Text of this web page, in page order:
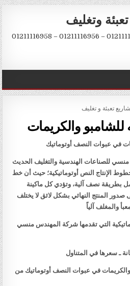
وتغليف
POSTEDتعبئة و تغليف
للشامبو والكريمات
في عبوات النصف أوتوماتيك
للصناعات الهندسية والتغليف الحديث
الإنتاج النص أوتوماتيكية؛ حيث أن خط
بطريقة نصف آلية، وتؤدي كل ماكينة
المنتج النهائي بشكل لائق لا يختلف
والمغلف آلياً
التي تقدمها شركة المهندس منسي
ـ سعرها في المتناول
والكريمات في عبوات النصف أوتوماتيك من